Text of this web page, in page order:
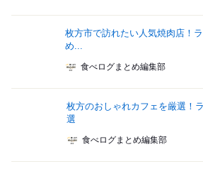
枚方市で訪れたい人気焼肉店！
め...
食べログまとめ編集部
枚方のおしゃれカフェを厳選！
選
食べログまとめ編集部